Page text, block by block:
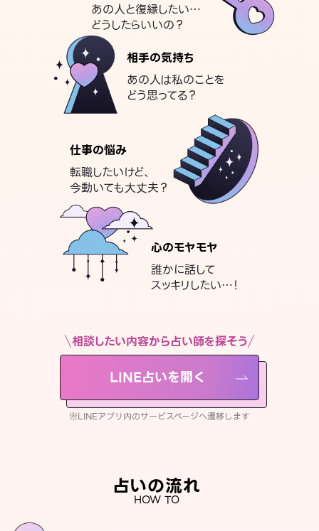
あの人と復縁したい…
どうしたらいいの？
相手の気持ち
あの人は私のことを
どう思ってる？
仕事の悩み
転職したいけど、
今動いても大丈夫？
心のモヤモヤ
誰かに話して
スッキリしたい…！
相談したい内容から占い師を探そう
LINE占いを開く
※LINEアプリ内のサービスページへ遷移します
占いの流れ
HOW TO